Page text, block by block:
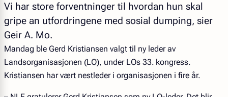
Vi har store forventninger til hvordan hun skal
gripe an utfordringene med sosial dumping, sier
Geir A. Mo.
Mandag ble Gerd Kristiansen valgt til ny leder av
Landsorganisasjonen (LO), under LOs 33. kongress.
Kristiansen har vært nestleder i organisasjonen i fire år.